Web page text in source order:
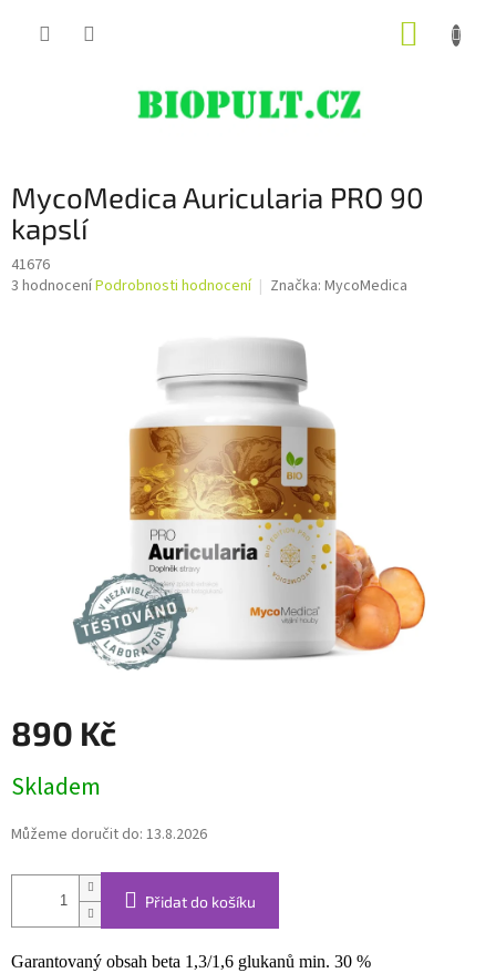
MycoMedica Auricularia PRO 90
kapslí
41676
Průměrné
3 hodnoceníPodrobnosti hodnocení Značka: MycoMedica
890 Kč
cena:
Skladem
Můžeme doručit do: 13.8.2026
Přidat do košíku
Garantovaný obsah beta 1,3/1,6 glukanů min. 30 %